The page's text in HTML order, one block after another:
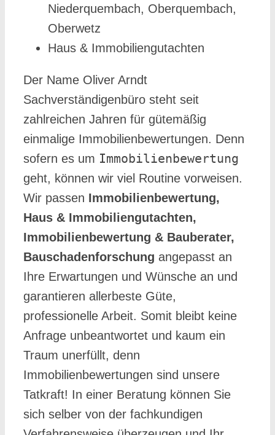
Niederquembach, Oberquembach,
Oberwetz
Haus & Immobiliengutachten
Der Name Oliver Arndt
Sachverständigenbüro steht seit
zahlreichen Jahren für gütemäßig
einmalige Immobilienbewertungen. Denn
sofern es um Immobilienbewertung
geht, können wir viel Routine vorweisen.
Wir passen Immobilienbewertung,
Haus & Immobiliengutachten,
Immobilienbewertung & Bauberater,
Bauschadenforschung angepasst an
Ihre Erwartungen und Wünsche an und
garantieren allerbeste Güte,
professionelle Arbeit. Somit bleibt keine
Anfrage unbeantwortet und kaum ein
Traum unerfüllt, denn
Immobilienbewertungen sind unsere
Tatkraft! In einer Beratung können Sie
sich selber von der fachkundigen